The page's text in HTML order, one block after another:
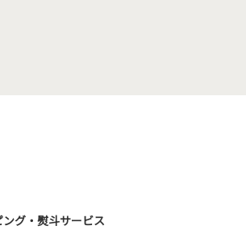
ング・熨斗サービス